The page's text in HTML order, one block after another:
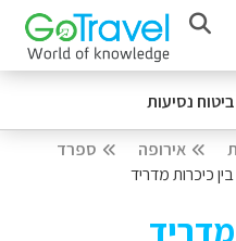
ביטוח נסיעות
אירופה
ספרד
בין כיכרות מדריד
מדריד